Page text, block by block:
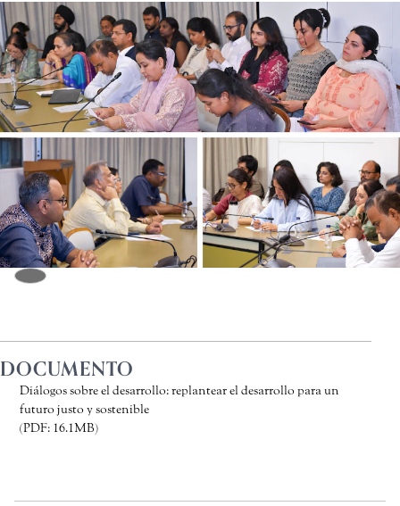
DOCUMENTO
Diálogos sobre el desarrollo: replantear el desarrollo para un
futuro justo y sostenible
(PDF: 16.1MB)